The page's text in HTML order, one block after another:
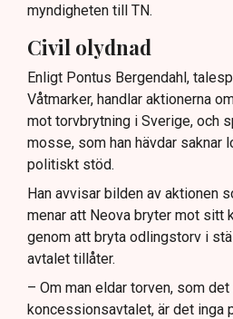
myndigheten till TN.
Civil olydnad
Enligt Pontus Bergendahl,
Våtmarker, handlar aktionerna
mot torvbrytning i Sverige, och
mosse, som han hävdar saknar
politiskt stöd.
Han avvisar bilden av aktionen
menar att Neova bryter mot sitt
genom att bryta odlingstorv i
avtalet tillåter.
– Om man eldar torven, som
koncessionsavtalet, är det inga